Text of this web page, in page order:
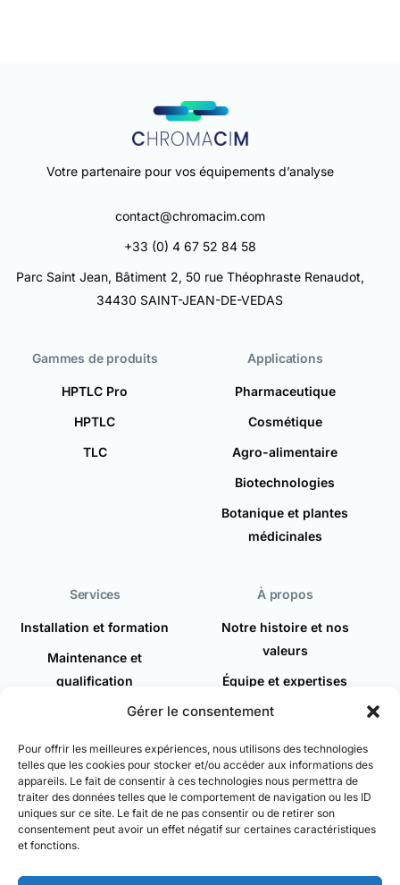
Gérer le consentement
Pour offrir les meilleures expériences, nous utilisons des technologies
telles que les cookies pour stocker et/ou accéder aux informations des
appareils. Le fait de consentir à ces technologies nous permettra de
traiter des données telles que le comportement de navigation ou les ID
uniques sur ce site. Le fait de ne pas consentir ou de retirer son
consentement peut avoir un effet négatif sur certaines caractéristiques
et fonctions.
Votre partenaire pour vos équipements d’analyse
contact@chromacim.com
+33 (0) 4 67 52 84 58
Parc Saint Jean, Bâtiment 2, 50 rue Théophraste Renaudot,
34430 SAINT-JEAN-DE-VEDAS
Gammes de produits
HPTLC Pro
HPTLC
TLC
Applications
Pharmaceutique
Cosmétique
Agro-alimentaire
Biotechnologies
Botanique et plantes
médicinales
Services
Installation et formation
Maintenance et
qualification
Demande d'intervention
À propos
Notre histoire et nos
valeurs
Équipe et expertises
Actualités
Recrutement
Espace client
Contact